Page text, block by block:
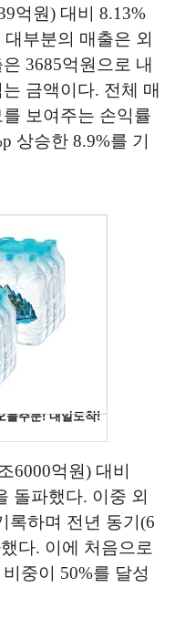
억원) 대비 8.13%
부분의 매출은 외
3685억원으로 내
금액이다. 전체 매
보여주는 손익률
상승한 8.9%를 기
6000억원) 대비
돌파했다. 이중 외
록하며 전년 동기(6
다. 이에 처음으로
중이 50%를 달성